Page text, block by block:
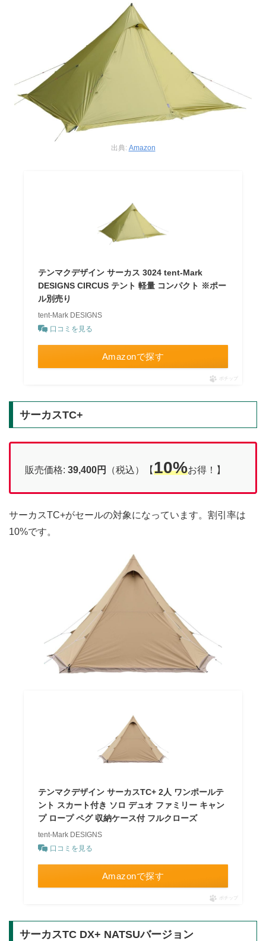
出典: Amazon
テンマクデザイン サーカス 3024 tent-Mark
DESIGNS CIRCUS テント 軽量 コンパクト ※ポー
ル別売り
tent-Mark DESIGNS
口コミを見る
Amazonで探す
ポチップ
サーカスTC+
販売価格: 39,400円 （税込）【10%お得！】
サーカスTC+がセールの対象になっています。割引率は
10%です。
テンマクデザイン サーカスTC+ 2人 ワンポールテ
ント スカート付き ソロ デュオ ファミリー キャン
プ ロープ ペグ 収納ケース付 フルクローズ
tent-Mark DESIGNS
口コミを見る
Amazonで探す
ポチップ
サーカスTC DX+ NATSUバージョン